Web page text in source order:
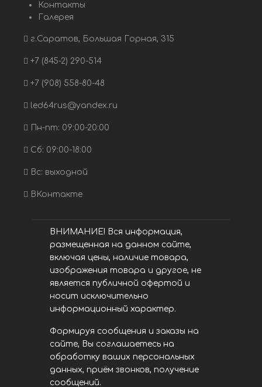
Контакты
Галерея
г.Саратов, Большая Горная, 315
+7 (845-2) 290-514
+7 (908) 558-80-48
led64rus@yandex.ru
Пн-пт: 09:00-20:00
Сб: 09:00-18:00
Вс: выходной
ВКонтакте
ВНИМАНИЕ! Вся информация,
размещенная на данном сайте,
включая цены, наличие товара,
изображения товара и другое, не
является публичной офертой и
носит исключительно
информационный характер.
Формируя сообщения и заказы на
сайте, Вы соглашаетесь на
обработку ваших персональных
данных, приём звонков, получение
сообщений.